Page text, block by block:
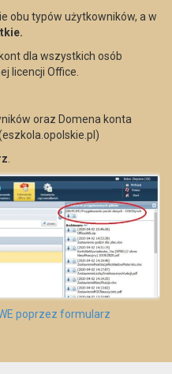
obu typów użytkowników, a w
dla wszystkich osób
licencji Office.
oraz Domena konta
poprzez formularz